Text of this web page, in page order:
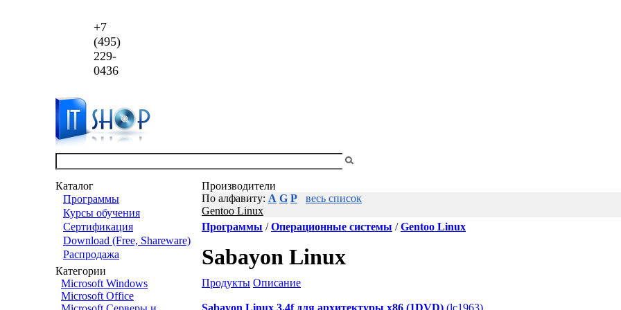
+7
(495)
229-
0436
Каталог
Программы
Курсы обучения
Сертификация
Download (Free, Shareware)
Распродажа
Категории
Microsoft Windows
Microsoft Office
Производители
По алфавиту: A G Р
весь список
Gentoo Linux
Программы /Операционные системы /Gentoo Linux
Sabayon Linux
Продукты Описание
Sabayon Linux 3.4f для архитектуры x86 (1DVD) (lc1963)